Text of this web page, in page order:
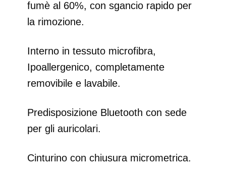
fumè al 60%, con sgancio rapido per
la rimozione.
Interno in tessuto microfibra,
Ipoallergenico, completamente
removibile e lavabile.
Predisposizione Bluetooth con sede
per gli auricolari.
Cinturino con chiusura micrometrica.